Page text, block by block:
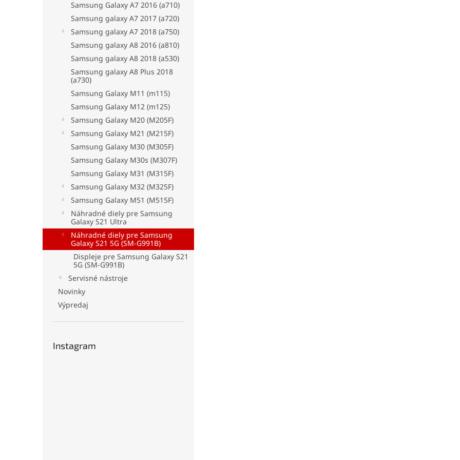
Samsung Galaxy A7 2016 (a710)
Samsung galaxy A7 2017 (a720)
Samsung galaxy A7 2018 (a750)
Samsung galaxy A8 2016 (a810)
Samsung galaxy A8 2018 (a530)
Samsung galaxy A8 Plus 2018
(a730)
Samsung Galaxy M11 (m115)
Samsung Galaxy M12 (m125)
Samsung Galaxy M20 (M205F)
Samsung Galaxy M21 (M215F)
Samsung Galaxy M30 (M305F)
Samsung Galaxy M30s (M307F)
Samsung Galaxy M31 (M315F)
Samsung Galaxy M32 (M325F)
Samsung Galaxy M51 (M515F)
Náhradné diely pre Samsung
Galaxy S21 Ultra
Náhradné diely pre Samsung
Galaxy S21 5G (SM-G991B)
Displeje pre Samsung Galaxy S21
5G (SM-G991B)
Servisné nástroje
Novinky
Výpredaj
Instagram